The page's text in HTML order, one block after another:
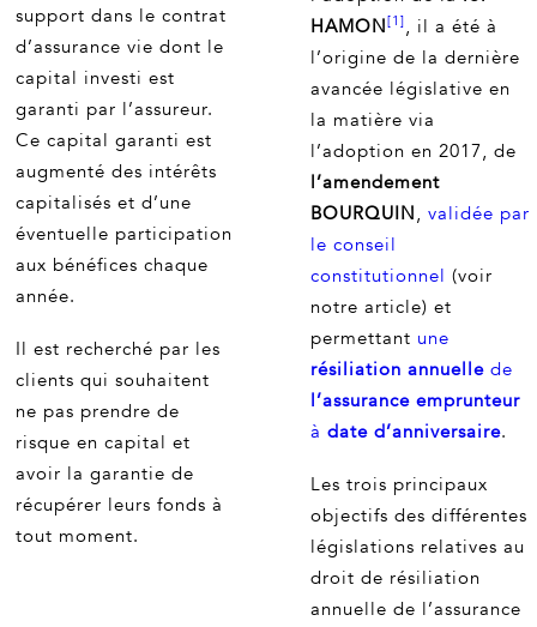
support dans le contrat
d’assurance vie dont le
capital investi est
garanti par l’assureur.
Ce capital garanti est
augmenté des intérêts
capitalisés et d’une
éventuelle participation
aux bénéfices chaque
année.
Il est recherché par les
clients qui souhaitent
ne pas prendre de
risque en capital et
avoir la garantie de
récupérer leurs fonds à
tout moment.
HAMON[1], il a été à
l’origine de la dernière
avancée législative en
la matière via
l’adoption en 2017, de
l’amendement
BOURQUIN, validée par
le conseil
constitutionnel (voir
notre article) et
permettant une
résiliation annuelle de
l’assurance emprunteur
à date d’anniversaire.
Les trois principaux
objectifs des différentes
législations relatives au
droit de résiliation
annuelle de l’assurance